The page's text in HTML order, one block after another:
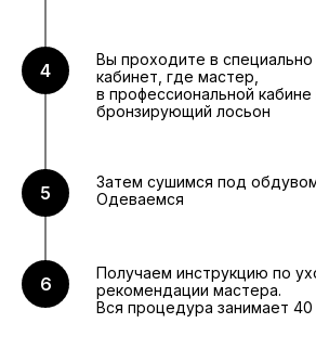
Вы проходите в
кабинет, где мастер,
в профессиональной кабине
бронзирующий лосьон
Затем сушимся под
Одеваемся
Получаем инструкцию по
рекомендации мастера.
Вся процедура занимает 40